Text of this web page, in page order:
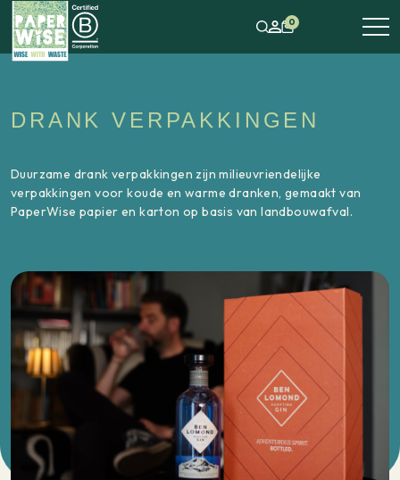
0
DRANK VERPAKKINGEN
Duurzame drank verpakkingen zijn milieuvriendelijke
verpakkingen voor koude en warme dranken, gemaakt van
PaperWise papier en karton op basis van landbouwafval.